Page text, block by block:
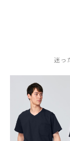
迷っ